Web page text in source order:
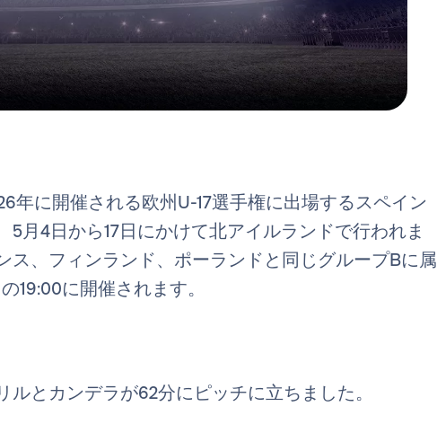
年に開催される欧州U-17選手権に出場するスペイン
月4日から17日にかけて北アイルランドで行われま
ス、フィンランド、ポーランドと同じグループBに属
19:00に開催されます。
とカンデラが62分にピッチに立ちました。